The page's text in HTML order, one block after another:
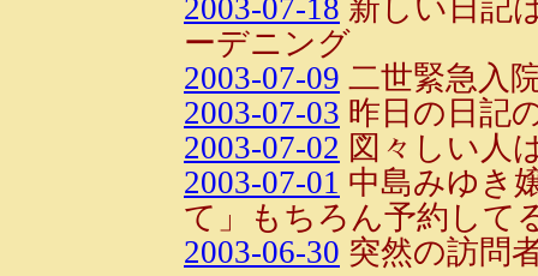
2003-07-18 新しい日記
ーデニング
2003-07-09 二世緊急入
2003-07-03 昨日の日記
2003-07-02 図々しい人
2003-07-01 中島みゆき
て」もちろん予約して
2003-06-30 突然の訪問